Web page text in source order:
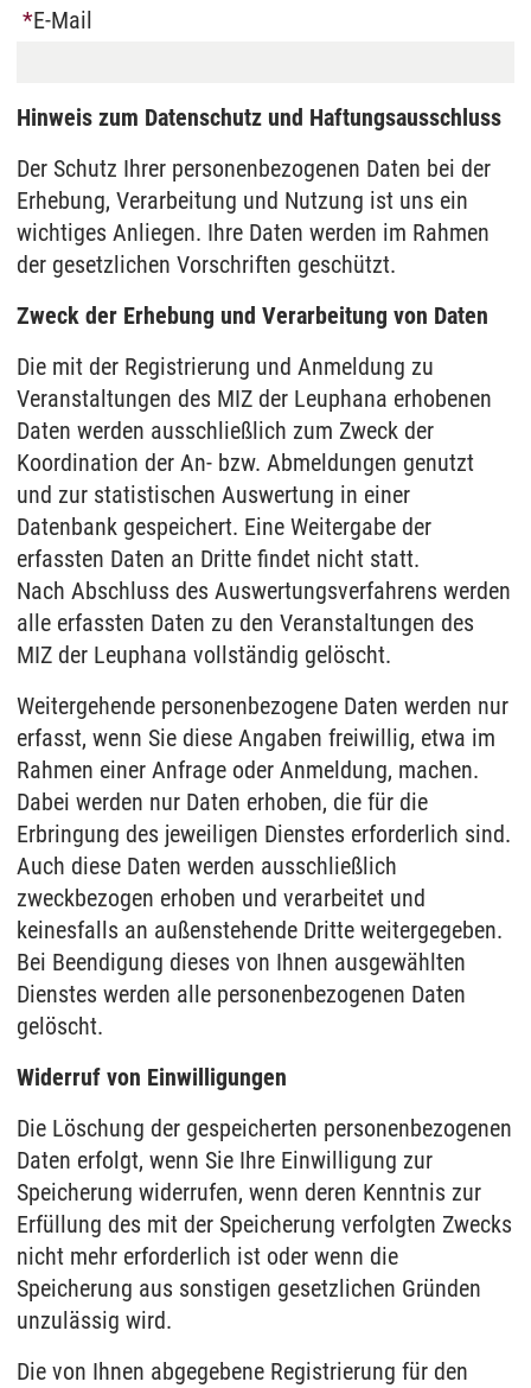
E-Mail
Hinweis zum Datenschutz und Haftungsausschluss
Der Schutz Ihrer personenbezogenen Daten bei der
Erhebung, Verarbeitung und Nutzung ist uns ein
wichtiges Anliegen. Ihre Daten werden im Rahmen
der gesetzlichen Vorschriften geschützt.
Zweck der Erhebung und Verarbeitung von Daten
Die mit der Registrierung und Anmeldung zu
Veranstaltungen des MIZ der Leuphana erhobenen
Daten werden ausschließlich zum Zweck der
Koordination der An- bzw. Abmeldungen genutzt
und zur statistischen Auswertung in einer
Datenbank gespeichert. Eine Weitergabe der
erfassten Daten an Dritte findet nicht statt.
Nach Abschluss des Auswertungsverfahrens werden
alle erfassten Daten zu den Veranstaltungen des
MIZ der Leuphana vollständig gelöscht.
Weitergehende personenbezogene Daten werden nur
erfasst, wenn Sie diese Angaben freiwillig, etwa im
Rahmen einer Anfrage oder Anmeldung, machen.
Dabei werden nur Daten erhoben, die für die
Erbringung des jeweiligen Dienstes erforderlich sind.
Auch diese Daten werden ausschließlich
zweckbezogen erhoben und verarbeitet und
keinesfalls an außenstehende Dritte weitergegeben.
Bei Beendigung dieses von Ihnen ausgewählten
Dienstes werden alle personenbezogenen Daten
gelöscht.
Widerruf von Einwilligungen
Die Löschung der gespeicherten personenbezogenen
Daten erfolgt, wenn Sie Ihre Einwilligung zur
Speicherung widerrufen, wenn deren Kenntnis zur
Erfüllung des mit der Speicherung verfolgten Zwecks
nicht mehr erforderlich ist oder wenn die
Speicherung aus sonstigen gesetzlichen Gründen
unzulässig wird.
Die von Ihnen abgegebene Registrierung für den